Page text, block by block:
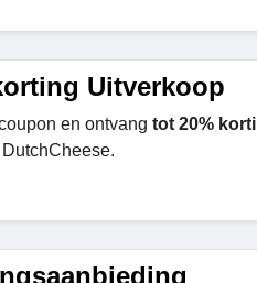
Uitverkoop
en ontvang tot 20%